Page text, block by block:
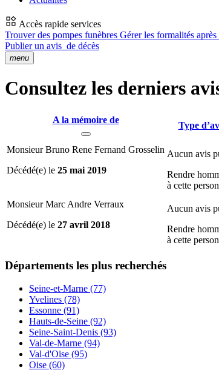
Accès rapide services
Trouver des pompes funèbres Gérer les formalités après
Publier un avis de décès
menu
Consultez les derniers
A la mémoire de
Type
Monsieur Bruno Rene Fernand Grosselin
Décédé(e) le 25 mai 2019
Aucun avis
Rendre
à cette
Monsieur Marc Andre Verraux
Décédé(e) le 27 avril 2018
Aucun avis
Rendre
à cette
Départements les plus recherchés
Seine-et-Marne (77)
Yvelines (78)
Essonne (91)
Hauts-de-Seine (92)
Seine-Saint-Denis (93)
Val-de-Marne (94)
Val-d'Oise (95)
Oise (60)